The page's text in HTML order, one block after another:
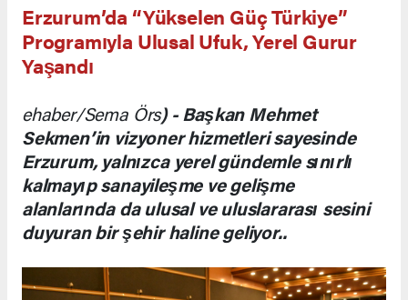
Erzurum’da “Yükselen Güç Türkiye”
Programıyla Ulusal Ufuk, Yerel Gurur
Yaşandı
ehaber/Sema Örs) - Başkan Mehmet
Sekmen’in vizyoner hizmetleri sayesinde
Erzurum, yalnızca yerel gündemle sınırlı
kalmayıp sanayileşme ve gelişme
alanlarında da ulusal ve uluslararası sesini
duyuran bir şehir haline geliyor..